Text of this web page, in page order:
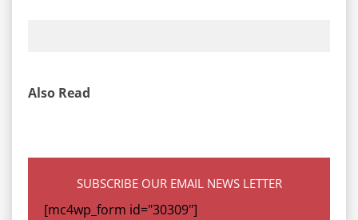
Also Read
SUBSCRIBE OUR EMAIL NEWS LETTER
[mc4wp_form id="30309"]